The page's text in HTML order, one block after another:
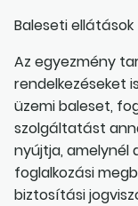
Baleseti ellátások
Az egyezmény
rendelkezéseket
üzemi baleset,
szolgáltatást
nyújtja, amelynél
foglalkozási
biztosítási